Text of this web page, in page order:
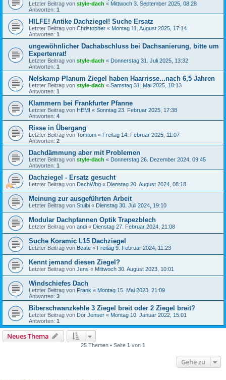
Letzter Beitrag von style-dach « Mittwoch 3. September 2025, 08:28
Antworten: 1
HILFE! Antike Dachziegel! Suche Ersatz
Letzter Beitrag von Christopher « Montag 11. August 2025, 17:14
Antworten: 1
ungewöhnlicher Dachabschluss bei Dachsanierung, bitte um
Expertenrat!
Letzter Beitrag von style-dach « Donnerstag 31. Juli 2025, 13:32
Antworten: 1
Nelskamp Planum Ziegel haben Haarrisse...nach 6,5 Jahren
Letzter Beitrag von style-dach « Samstag 31. Mai 2025, 18:13
Antworten: 1
Klammern bei Frankfurter Pfanne
Letzter Beitrag von HEMI « Sonntag 23. Februar 2025, 17:38
Antworten: 4
Risse in Übergang
Letzter Beitrag von Tomtom « Freitag 14. Februar 2025, 11:07
Antworten: 2
Dachdämmung aber mit Problemen
Letzter Beitrag von style-dach « Donnerstag 26. Dezember 2024, 09:45
Antworten: 1
Dachziegel - Ersatz gesucht
Letzter Beitrag von DachWbg « Dienstag 20. August 2024, 08:18
Meinung zur ausgeführten Arbeit
Letzter Beitrag von Stuibi « Dienstag 30. Juli 2024, 19:10
Modular Dachpfannen Optik Trapezblech
Letzter Beitrag von andi « Dienstag 27. Februar 2024, 21:08
Suche Koramic L15 Dachziegel
Letzter Beitrag von Beate « Freitag 9. Februar 2024, 11:23
Kennt jemand diesen Ziegel?
Letzter Beitrag von Jens « Mittwoch 30. August 2023, 10:01
Windschiefes Dach
Letzter Beitrag von Frank « Montag 15. Mai 2023, 21:09
Antworten: 3
Biberschwanzkehle 3 Ziegel breit oder 2 Ziegel breit?
Letzter Beitrag von Dor Jenser « Montag 10. Januar 2022, 15:01
Antworten: 1
Neues Thema
25 Themen • Seite 1 von 1
Gehe zu